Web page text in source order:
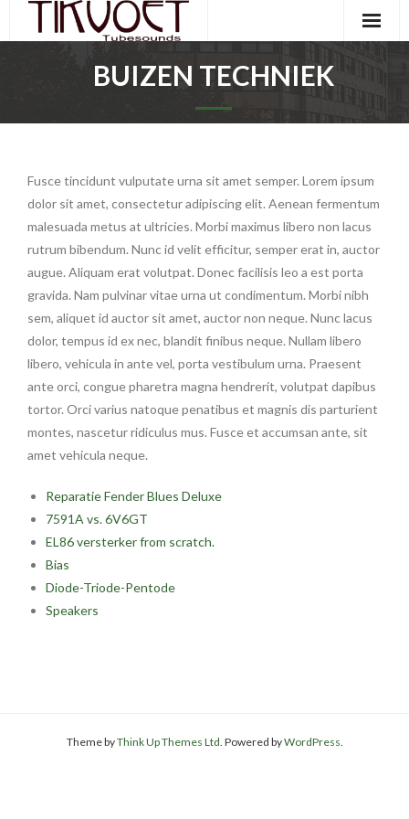
- Pedals
Tubesounds
Reparatie Versterkers
Contact
BUIZEN TECHNIEK
Fusce tincidunt vulputate urna sit amet semper. Lorem ipsum
dolor sit amet, consectetur adipiscing elit. Aenean fermentum
malesuada metus at ultricies. Morbi maximus libero non lacus
rutrum bibendum. Nunc id velit efficitur, semper erat in, auctor
augue. Aliquam erat volutpat. Donec facilisis leo a est porta
gravida. Nam pulvinar vitae urna ut condimentum. Morbi nibh
sem, aliquet id auctor sit amet, auctor non neque. Nunc lacus
dolor, tempus id ex nec, blandit finibus neque. Nullam libero
libero, vehicula in ante vel, porta vestibulum urna. Praesent
ante orci, congue pharetra magna hendrerit, volutpat dapibus
tortor. Orci varius natoque penatibus et magnis dis parturient
montes, nascetur ridiculus mus. Fusce et accumsan ante, sit
amet vehicula neque.
Reparatie Fender Blues Deluxe
7591A vs. 6V6GT
EL86 versterker from scratch.
Bias
Diode-Triode-Pentode
Speakers
Theme byThink Up Themes Ltd. Powered byWordPress.